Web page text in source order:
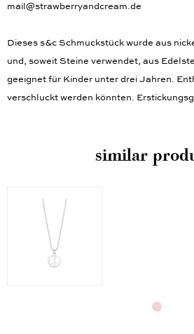
mail@strawberryandcream.de
Dieses s&c Schmuckstück wurde aus
und, soweit Steine verwendet, aus
geeignet für Kinder unter drei Jahren.
verschluckt werden könnten.
similar